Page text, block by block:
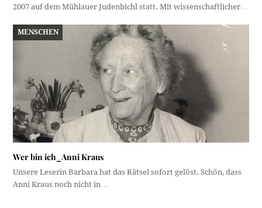
2007 auf dem Mühlauer Judenbichl statt. Mit wissenschaftlicher…
MENSCHEN
Wer bin ich_Anni Kraus
Unsere Leserin Barbara hat das Rätsel sofort gelöst. Schön, dass
Anni Kraus noch nicht in…